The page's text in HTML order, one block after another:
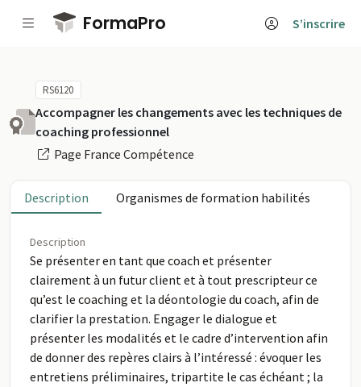
Passer au contenu principal
FormaPro S’inscrire
RS6120
Accompagner les changements avec les techniques de
coaching professionnel
Page France Compétence
Description Organismes de formation habilités
Description
Se présenter en tant que coach et présenter
clairement à un futur client et à tout prescripteur ce
qu’est le coaching et la déontologie du coach, afin de
clarifier la prestation. Engager le dialogue et
présenter les modalités et le cadre d’intervention afin
de donner des repères clairs à l’intéressé : évoquer les
entretiens préliminaires, tripartite le cas échéant ; la